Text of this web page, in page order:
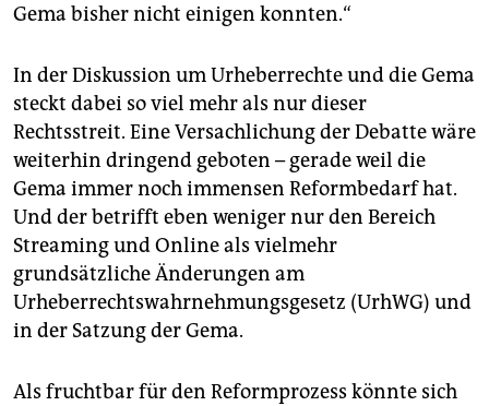
Gema bisher nicht einigen konnten.“
In der Diskussion um Urheberrechte und die Gema
steckt dabei so viel mehr als nur dieser
Rechtsstreit. Eine Versachlichung der Debatte wäre
weiterhin dringend geboten – gerade weil die
Gema immer noch immensen Reformbedarf hat.
Und der betrifft eben weniger nur den Bereich
Streaming und Online als vielmehr
grundsätzliche Änderungen am
Urheberrechtswahrnehmungsgesetz (UrhWG) und
in der Satzung der Gema.
Als fruchtbar für den Reformprozess könnte sich